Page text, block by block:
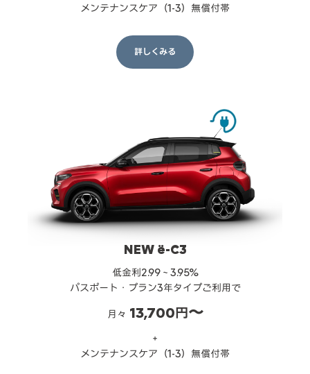
メンテナンスケア（1-3）無償付帯
詳しくみる
NEW ë-C3
低金利2.99～3.95%
パスポート・プラン3年タイプご利用で
月々 13,700円〜
＋
メンテナンスケア（1-3）無償付帯